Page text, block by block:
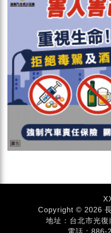
Copyright © 2026
地址：台北市光
電話：886-